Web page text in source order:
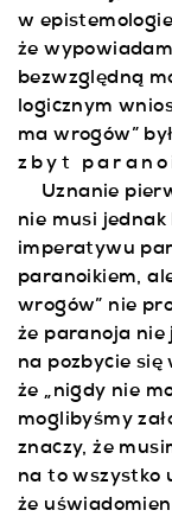
w
że
bezwzględną
logicznym
ma wrogów”
zbyt
Uznanie
nie musi
imperatywu
paranoikiem,
wrogów” nie
że paranoja nie
na pozbycie
że „nigdy nie
moglibyśmy
znaczy, że
na to wszystko
że